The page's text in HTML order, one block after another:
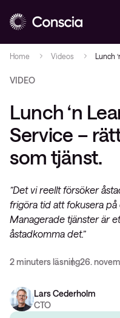
Home Videos Lunch
VIDEO
Lunch ‘n
Service –
som tjänst.
”Det vi reellt försöker
frigöra tid att fokusera på
Managerade tjänster är
åstadkomma det.”
2 minuters läsning26.
Lars Cederholm
CTO